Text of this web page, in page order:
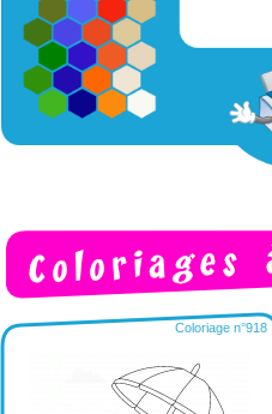
Coloriage n°918